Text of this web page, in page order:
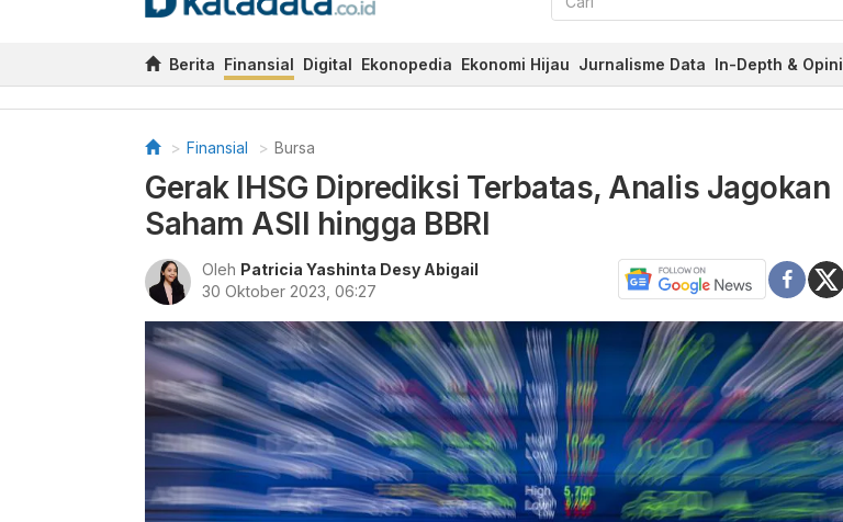
Berita Finansial Digital Ekonopedia Ekonomi Hijau Jurnalisme Data In-Depth & Opini
Finansial Bursa
Gerak IHSG Diprediksi Terbatas, Analis Jagokan
Saham ASII hingga BBRI
Oleh Patricia Yashinta Desy Abigail
30 Oktober 2023, 06:27